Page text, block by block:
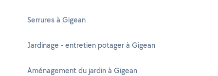
Serrures à Gigean
Jardinage - entretien potager à Gigean
Aménagement du jardin à Gigean